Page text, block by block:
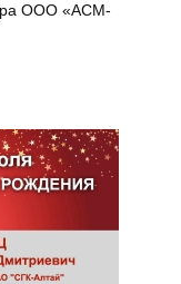
ООО «АСМ-